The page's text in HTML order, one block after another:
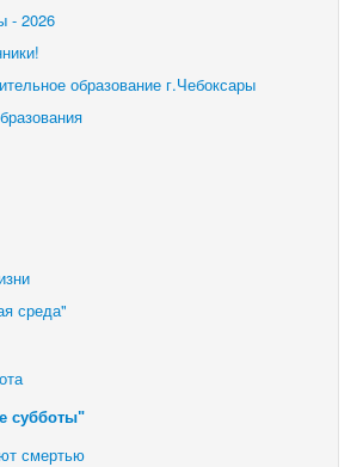
- 2026
образование г.Чебоксары
среда"
субботы"
смертью